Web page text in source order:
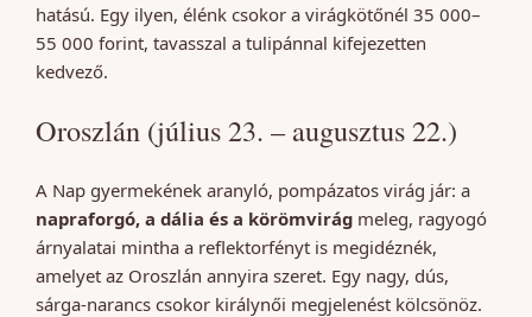
hatású. Egy ilyen, élénk csokor a virágkötőnél 35 000–
55 000 forint, tavasszal a tulipánnal kifejezetten
kedvező.
Oroszlán (július 23. – augusztus 22.)
A Nap gyermekének aranyló, pompázatos virág jár: a
napraforgó, a dália és a körömvirág meleg, ragyogó
árnyalatai mintha a reflektorfényt is megidéznék,
amelyet az Oroszlán annyira szeret. Egy nagy, dús,
sárga-narancs csokor királynői megjelenést kölcsönöz.